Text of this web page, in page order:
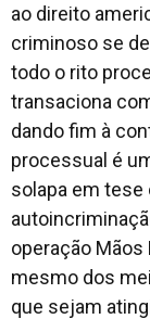
ao direito
criminoso se
todo o rito
transaciona
dando fim à
processual é
solapa em
operação Mãos
mesmo dos
que sejam